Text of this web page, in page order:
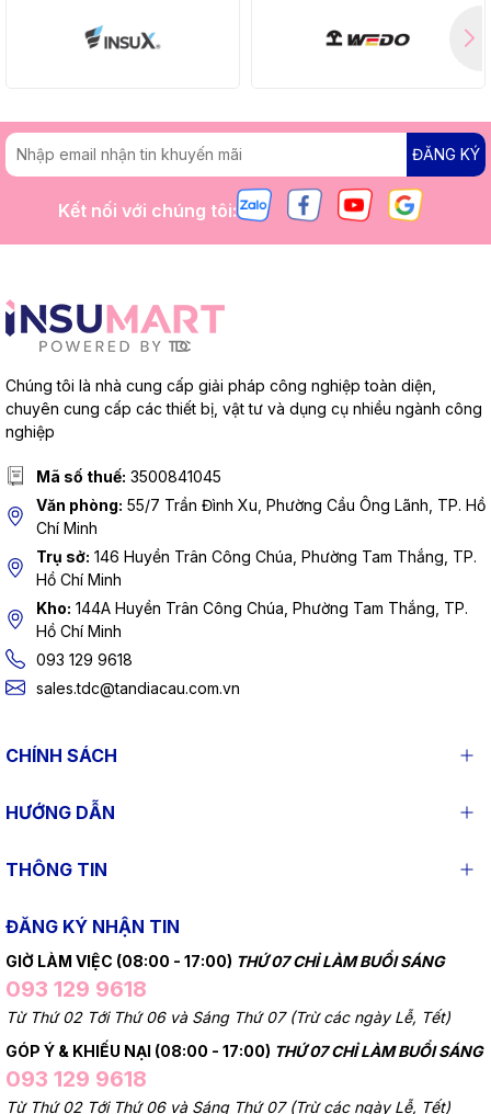
ĐĂNG KÝ
Kết nối với chúng tôi:
Chúng tôi là nhà cung cấp giải pháp công nghiệp toàn diện,
chuyên cung cấp các thiết bị, vật tư và dụng cụ nhiều ngành công
nghiệp
Mã số thuế: 3500841045
Văn phòng: 55/7 Trần Đình Xu, Phường Cầu Ông Lãnh, TP. Hồ
Chí Minh
Trụ sở: 146 Huyền Trân Công Chúa, Phường Tam Thắng, TP.
Hồ Chí Minh
Kho: 144A Huyền Trân Công Chúa, Phường Tam Thắng, TP.
Hồ Chí Minh
093 129 9618
sales.tdc@tandiacau.com.vn
CHÍNH SÁCH
HƯỚNG DẪN
THÔNG TIN
ĐĂNG KÝ NHẬN TIN
GIỜ LÀM VIỆC (08:00 - 17:00) THỨ 07 CHỈ LÀM BUỔI SÁNG
093 129 9618
Từ Thứ 02 Tới Thứ 06 và Sáng Thứ 07 (Trừ các ngày Lễ, Tết)
GÓP Ý & KHIẾU NẠI (08:00 - 17:00) THỨ 07 CHỈ LÀM BUỔI SÁNG
093 129 9618
Từ Thứ 02 Tới Thứ 06 và Sáng Thứ 07 (Trừ các ngày Lễ, Tết)